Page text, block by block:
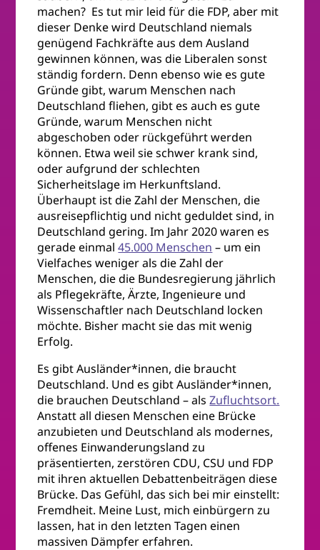
machen? Es tut mir leid für die FDP, aber mit
dieser Denke wird Deutschland niemals
genügend Fachkräfte aus dem Ausland
gewinnen können, was die Liberalen sonst
ständig fordern. Denn ebenso wie es gute
Gründe gibt, warum Menschen nach
Deutschland fliehen, gibt es auch es gute
Gründe, warum Menschen nicht
abgeschoben oder rückgeführt werden
können. Etwa weil sie schwer krank sind,
oder aufgrund der schlechten
Sicherheitslage im Herkunftsland.
Überhaupt ist die Zahl der Menschen, die
ausreisepflichtig und nicht geduldet sind, in
Deutschland gering. Im Jahr 2020 waren es
gerade einmal45.000 Menschen – um ein
Vielfaches weniger als die Zahl der
Menschen, die die Bundesregierung jährlich
als Pflegekräfte, Ärzte, Ingenieure und
Wissenschaftler nach Deutschland locken
möchte. Bisher macht sie das mit wenig
Erfolg.
Es gibt Ausländer*innen, die braucht
Deutschland. Und es gibt Ausländer*innen,
die brauchen Deutschland – alsZufluchtsort.
Anstatt all diesen Menschen eine Brücke
anzubieten und Deutschland als modernes,
offenes Einwanderungsland zu
präsentierten, zerstören CDU, CSU und FDP
mit ihren aktuellen Debattenbeiträgen diese
Brücke. Das Gefühl, das sich bei mir einstellt:
Fremdheit. Meine Lust, mich einbürgern zu
lassen, hat in den letzten Tagen einen
massiven Dämpfer erfahren.